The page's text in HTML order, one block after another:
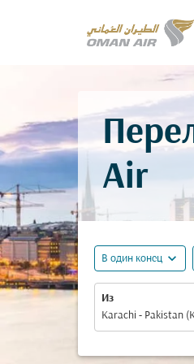
Air
В один конец expand_more
Из